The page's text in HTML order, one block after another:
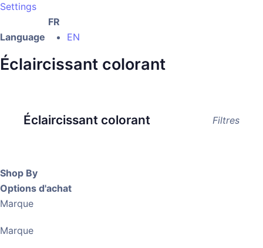
Settings
Language
FR
EN
Éclaircissant colorant
Éclaircissant colorant Filtres
Shop By
Options d'achat
Marque
Marque